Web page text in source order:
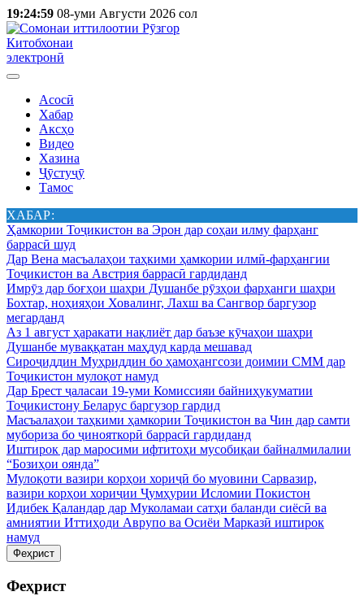
19:24:59 08-уми Августи 2026 сол
Китобхонаи
электронӣ
Асосӣ
Хабар
Аксҳо
Видео
Хазина
Ҷӯстуҷӯ
Тамос
ХАБАР:
Ҳамкории Тоҷикистон ва Эрон дар соҳаи илму фарҳанг
баррасӣ шуд
Дар Вена масъалаҳои таҳкими ҳамкории илмӣ-фарҳангии
Тоҷикистон ва Австрия баррасӣ гардиданд
Имрӯз дар боғҳои шаҳри Душанбе рӯзҳои фарҳанги шаҳри
Бохтар, ноҳияҳои Ховалинг, Лахш ва Сангвор баргузор
мегарданд
Аз 1 август ҳаракати нақлиёт дар баъзе кӯчаҳои шаҳри
Душанбе муваққатан маҳдуд карда мешавад
Сироҷиддин Муҳриддин бо ҳамоҳангсози доимии СММ дар
Тоҷикистон мулоқот намуд
Дар Брест ҷаласаи 19-уми Комиссияи байниҳукуматии
Тоҷикистону Беларус баргузор гардид
Масъалаҳои таҳкими ҳамкории Тоҷикистон ва Чин дар самти
мубориза бо ҷинояткорӣ баррасӣ гардиданд
Иштирок дар маросими ифтитоҳи мусобиқаи байналмилалии
“Бозиҳои оянда”
Мулоқоти вазири корҳои хориҷӣ бо муовини Сарвазир,
вазири корҳои хориҷии Ҷумҳурии Исломии Покистон
Идибек Қаландар дар Муколамаи сатҳи баланди сиёсӣ ва
амниятии Иттиҳоди Аврупо ва Осиёи Марказӣ иштирок
намуд
Феҳрист
Феҳрист